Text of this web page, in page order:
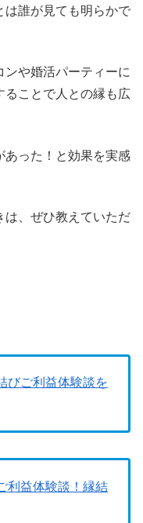
は誰が見ても明らかで
や婚活パーティーに
ることで人との縁も広
あった！と効果を実感
は、ぜひ教えていただ
びご利益体験談を
利益体験談！縁結